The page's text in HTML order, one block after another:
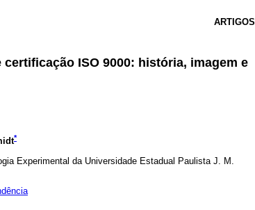
ARTIGOS
certificação ISO 9000: história, imagem e
*
Experimental da Universidade Estadual Paulista J. M.